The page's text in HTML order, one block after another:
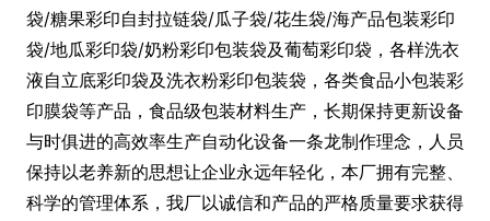
袋/糖果彩印自封拉链袋/瓜子袋/花生袋/海产品包装彩印
袋/地瓜彩印袋/奶粉彩印包装袋及葡萄彩印袋，各样洗衣
液自立底彩印袋及洗衣粉彩印包装袋，各类食品小包装彩
印膜袋等产品，食品级包装材料生产，长期保持更新设备
与时俱进的高效率生产自动化设备一条龙制作理念，人员
保持以老养新的思想让企业永远年轻化，本厂拥有完整、
科学的管理体系，我厂以诚信和产品的严格质量要求获得